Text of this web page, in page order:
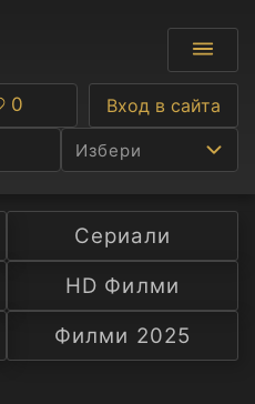
Избери
Ф
С
А
Любими
0 Вход в сайта
Сериали
HD Филми
Филми 2025